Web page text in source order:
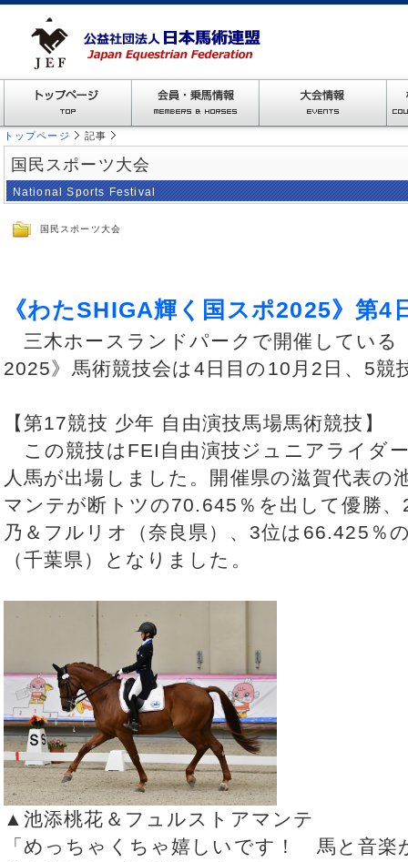
トップページ 記事
国民スポーツ大会
National Sports Festival
国民スポーツ大会
《わたSHIGA輝く国スポ2025》第4
三木ホースランドパークで開催している
2025》馬術競技会は4日目の10月2日、5競
【第17競技 少年 自由演技馬場馬術競技】
この競技はFEI自由演技ジュニアライダ
人馬が出場しました。開催県の滋賀代表の
マンテが断トツの70.645％を出して優勝
乃＆フルリオ（奈良県）、3位は66.425％
（千葉県）となりました。
▲池添桃花＆フュルストアマンテ
「めっちゃくちゃ嬉しいです！ 馬と音楽